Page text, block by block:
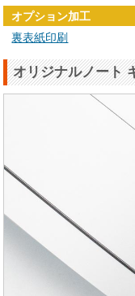
オプション加工
裏表紙印刷
オリジナルノート